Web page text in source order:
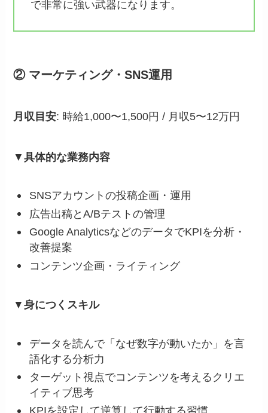
で非常に強い武器になります。
② マーケティング・SNS運用
月収目安: 時給1,000〜1,500円 / 月収5〜12万円
▼具体的な業務内容
SNSアカウントの投稿企画・運用
広告出稿とA/Bテストの管理
Google AnalyticsなどのデータでKPIを分析・
改善提案
コンテンツ企画・ライティング
▼身につくスキル
データを読んで「なぜ数字が動いたか」を言
語化する分析力
ターゲット視点でコンテンツを考えるクリエ
イティブ思考